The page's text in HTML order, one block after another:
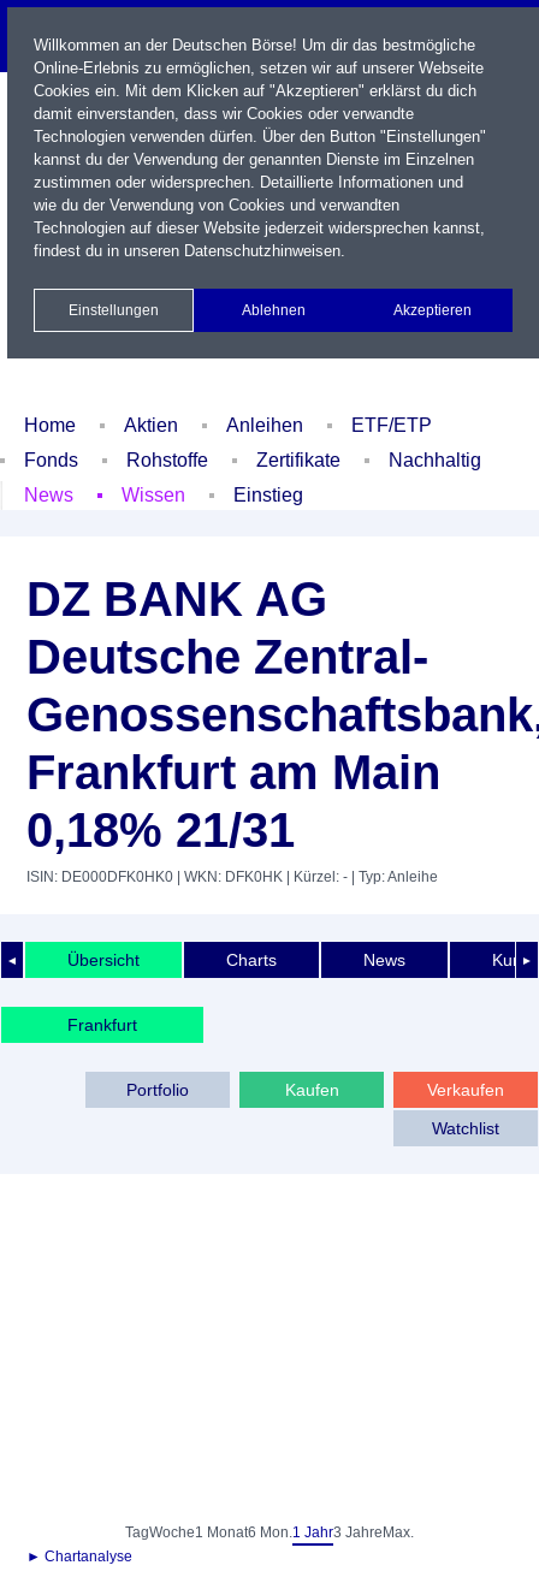
Name / WKN / ISIN / Kürzel
Newsletter Kontakt
Xetra Realtime
Watchlist Portfolio Login
Home Aktien Anleihen
ETF/ETP
Fonds
Rohstoffe Zertifikate
Nachhaltig
News
Wissen Einstieg
DZ BANK AG
Deutsche Zentral-
Frankfurt am Main
0,18% 21/31
ISIN: DE000DFK0HK0 | WKN: DFK0HK | Kürzel: - | Typ: Anleihe
◄ ►
Übersicht Charts News
Frankfurt
Verkaufen
Kaufen
Portfolio
Watchlist
TagWoche1 Monat6 Mon.1 Jahr3 Jahre Max.
► Chartanalyse
Willkommen an der Deutschen Börse! Um dir das bestmögliche
Online-Erlebnis zu ermöglichen, setzen wir auf unserer Webseite
Cookies ein. Mit dem Klicken auf "Akzeptieren" erklärst du dich
damit einverstanden, dass wir Cookies oder verwandte
Technologien verwenden dürfen. Über den Button "Einstellungen"
kannst du der Verwendung der genannten Dienste im Einzelnen
zustimmen oder widersprechen. Detaillierte Informationen und
wie du der Verwendung von Cookies und verwandten
Technologien auf dieser Website jederzeit widersprechen kannst,
findest du in unseren Datenschutzhinweisen.
Einstellungen Ablehnen Akzeptieren